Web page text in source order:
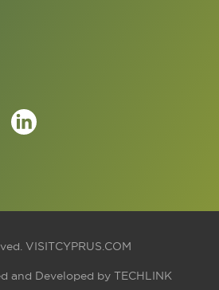
VISITCYPRUS.COM
and Developed by TECHLINK